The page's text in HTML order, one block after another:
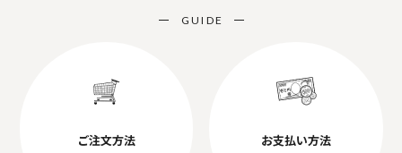
GUIDE
ご注文方法 お支払い方法